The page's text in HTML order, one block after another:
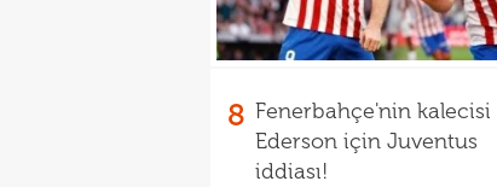
8 Fenerbahçe'nin kalecisi
Ederson için Juventus
iddiası!